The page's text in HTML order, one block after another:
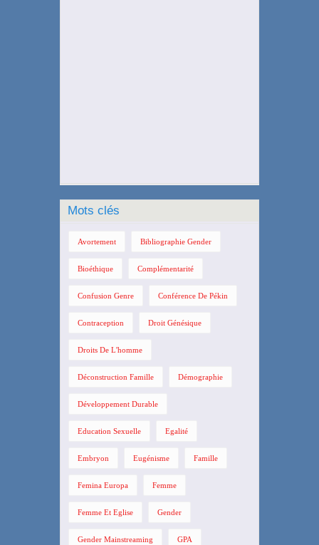
Mots clés
Avortement Bibliographie Gender
Bioéthique Complémentarité
Confusion Genre Conférence De Pékin
Contraception Droit Génésique
Droits De L'homme
Déconstruction Famille Démographie
Développement Durable
Education Sexuelle Egalité
Embryon Eugénisme Famille
Femina Europa Femme
Femme Et Eglise Gender
Gender Mainstreaming GPA